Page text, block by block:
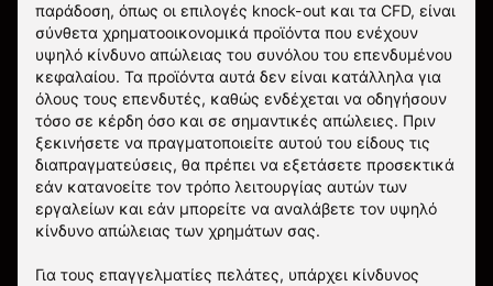
παράδοση, όπως οι επιλογές knock-out και τα CFD, είναι
σύνθετα χρηματοοικονομικά προϊόντα που ενέχουν
υψηλό κίνδυνο απώλειας του συνόλου του επενδυμένου
κεφαλαίου. Τα προϊόντα αυτά δεν είναι κατάλληλα για
όλους τους επενδυτές, καθώς ενδέχεται να οδηγήσουν
τόσο σε κέρδη όσο και σε σημαντικές απώλειες. Πριν
ξεκινήσετε να πραγματοποιείτε αυτού του είδους τις
διαπραγματεύσεις, θα πρέπει να εξετάσετε προσεκτικά
εάν κατανοείτε τον τρόπο λειτουργίας αυτών των
εργαλείων και εάν μπορείτε να αναλάβετε τον υψηλό
κίνδυνο απώλειας των χρημάτων σας.
Για τους επαγγελματίες πελάτες, υπάρχει κίνδυνος